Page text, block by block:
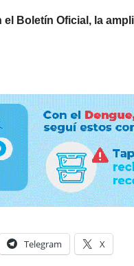
el Boletín Oficial, la
Telegram X